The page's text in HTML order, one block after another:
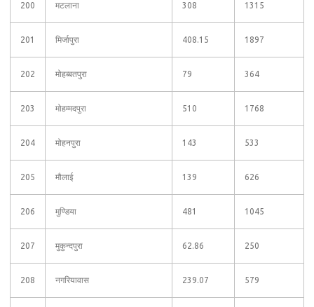
200 मटलाना 308 1315
201 मिर्जापुरा 408.15 1897
202 मोहब्बतपुरा 79 364
203 मोहम्मदपुरा 510 1768
204 मोहनपुरा 143 533
205 मौलाई 139 626
206 मुण्डिया 481 1045
207 मुकुन्दपुरा 62.86 250
208 नगरियावास 239.07 579